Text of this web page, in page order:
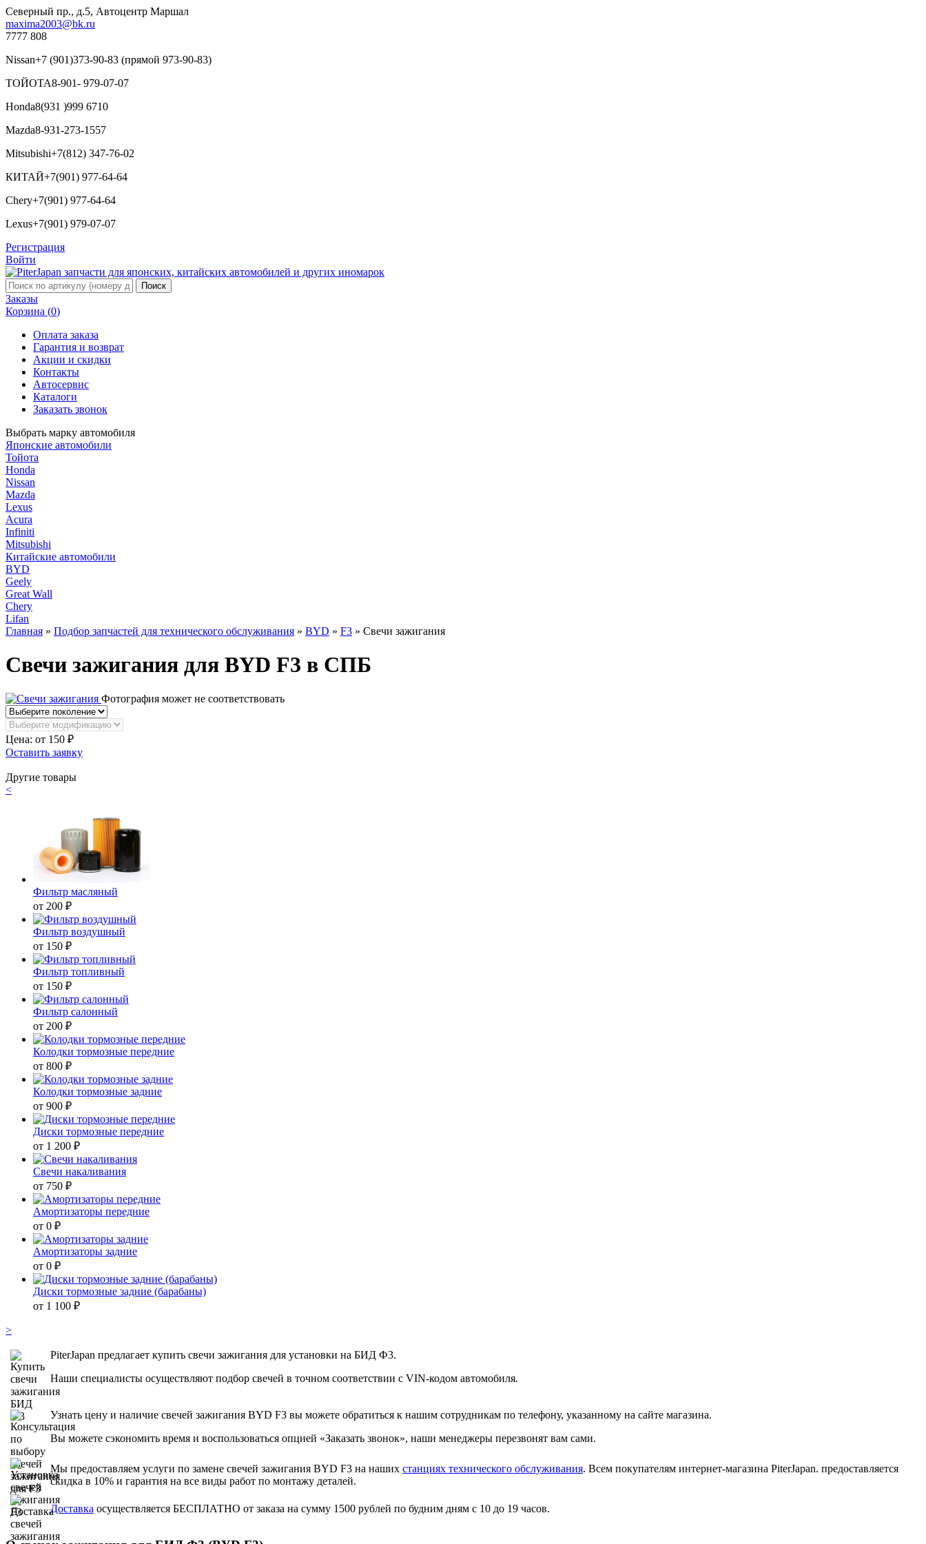
Северный пр., д.5, Автоцентр Маршал
maxima2003@bk.ru
7777 808
Nissan+7 (901)373-90-83 (прямой 973-90-83)
ТОЙОТА8-901- 979-07-07
Honda8(931 )999 6710
Mazda8-931-273-1557
Mitsubishi+7(812) 347-76-02
КИТАЙ+7(901) 977-64-64
Chery+7(901) 977-64-64
Lexus+7(901) 979-07-07
Регистрация
Войти
Заказы
Корзина (0)
Оплата заказа
Гарантия и возврат
Акции и скидки
Контакты
Автосервис
Каталоги
Заказать звонок
Выбрать марку автомобиля
Японские автомобили
Тойота
Honda
Nissan
Mazda
Lexus
Acura
Infiniti
Mitsubishi
Китайские автомобили
BYD
Geely
Great Wall
Chery
Lifan
Главная » Подбор запчастей для технического обслуживания » BYD » F3 » Свечи зажигания
Свечи зажигания для BYD F3 в СПБ
Фотография может не соответствовать
Цена: от 150 ₽
Оставить заявку
Другие товары
<
Фильтр масляный
от 200 ₽
Фильтр воздушный
от 150 ₽
Фильтр топливный
от 150 ₽
Фильтр салонный
от 200 ₽
Колодки тормозные передние
от 800 ₽
Колодки тормозные задние
от 900 ₽
Диски тормозные передние
от 1 200 ₽
Свечи накаливания
от 750 ₽
Амортизаторы передние
от 0 ₽
Амортизаторы задние
от 0 ₽
Диски тормозные задние (барабаны)
от 1 100 ₽
>
PiterJapan предлагает купить свечи зажигания для установки на БИД Ф3.
Наши специалисты осуществляют подбор свечей в точном соответствии с VIN-кодом автомобиля.
Узнать цену и наличие свечей зажигания BYD F3 вы можете обратиться к нашим сотрудникам по телефону, указанному на сайте магазина.
Вы можете сэкономить время и воспользоваться опцией «Заказать звонок», наши менеджеры перезвонят вам сами.
Мы предоставляем услуги по замене свечей зажигания BYD F3 на наших станциях технического обслуживания. Всем покупателям интернет-магазина PiterJapan. предоставляется
скидка в 10% и гарантия на все виды работ по монтажу деталей.
Доставка осуществляется БЕСПЛАТНО от заказа на сумму 1500 рублей по будним дням с 10 до 19 часов.